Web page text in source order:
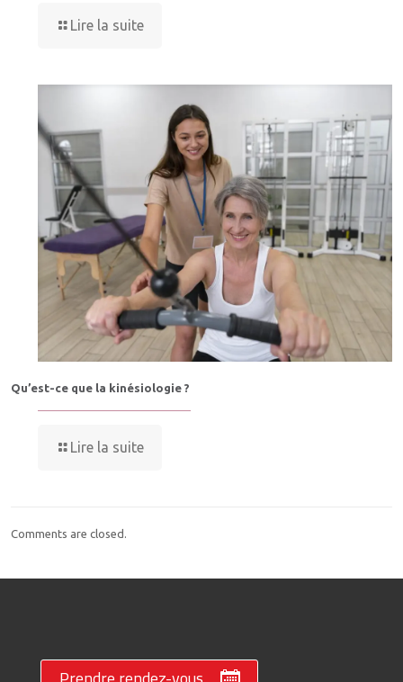
Lire la suite
Qu’est-ce que la kinésiologie ?
Lire la suite
Comments are closed.